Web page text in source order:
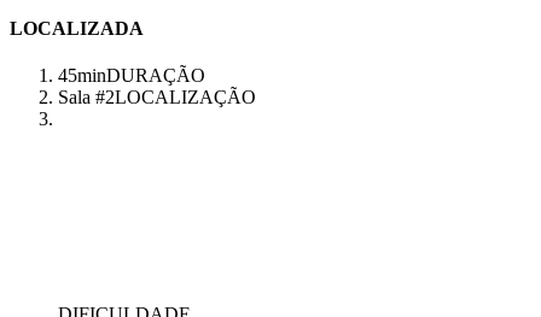
LOCALIZADA
45minDURAÇÃO
Sala #2LOCALIZAÇÃO